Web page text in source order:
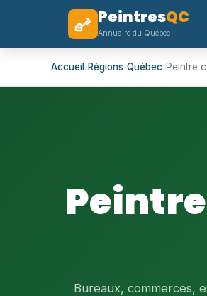
PeintresQC
Annuaire du Québec
Accueil ›Régions›Québec›Peintre
Bureaux, commerces,